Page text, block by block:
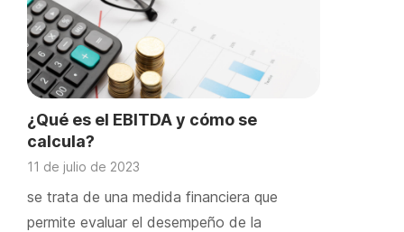
¿Qué es el EBITDA y cómo se
calcula?
11 de julio de 2023
se trata de una medida financiera que
permite evaluar el desempeño de la